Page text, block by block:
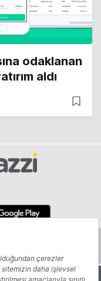
odaklanan
aldı